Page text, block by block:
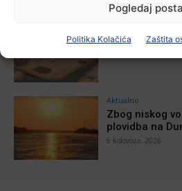
Pogledaj
Politika Kolačića Zaštita
U Županji
Aktualno
Zbog niskog
plovidba na
6 kolovoza, 2026